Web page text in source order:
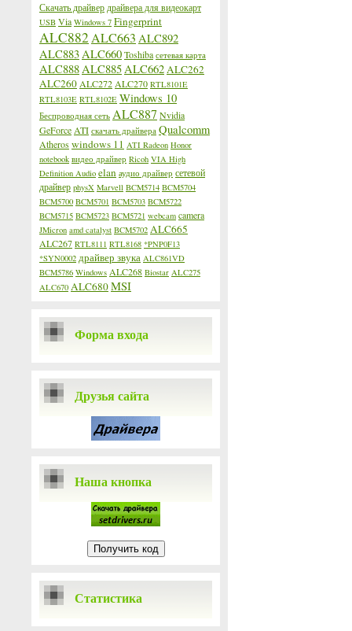
Скачать драйвер драйвера для видеокарт
USB Via Windows 7 Fingerprint
ALC882 ALC663 ALC892
ALC883ALC660Toshiba сетевая карта
ALC888ALC885ALC662ALC262
ALC260 ALC272 ALC270 RTL8101E
RTL8103E RTL8102E Windows 10
Беспроводная сеть ALC887 Nvidia
GeForce ATI скачать драйвера Qualcomm
Atheroswindows 11 ATI Radeon Honor
notebook видео драйвер Ricoh VIA High
Definition Audio elan аудио драйвер сетевой
драйвер physX Marvell BCM5714 BCM5704
BCM5700 BCM5701 BCM5703 BCM5722
BCM5715 BCM5723 BCM5721 webcam camera
JMicron amd catalyst BCM5702 ALC665
ALC267 RTL8111 RTL8168 *PNP0F13
*SYN0002 драйвер звука ALC861VD
BCM5786 Windows ALC268 Biostar ALC275
ALC670 ALC680MSI
Форма входа
Друзья сайта
Наша кнопка
Статистика